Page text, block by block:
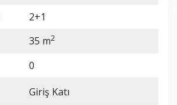
2+1
35 m2
0
Giriş Katı